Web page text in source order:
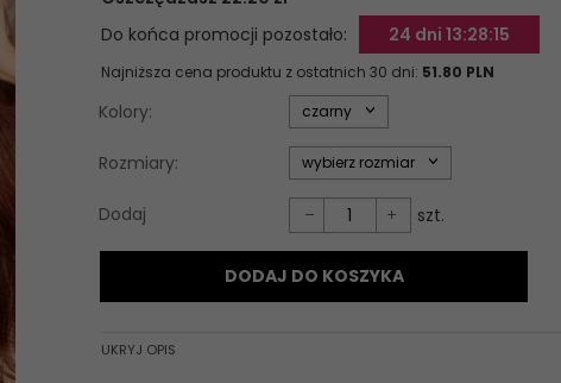
Do końca promocji pozostało:
24 dni 13:28:14
Najniższa cena produktu z ostatnich 30 dni: 51.80 PLN
Kolory: options[34]
czarny
Rozmiary: options[35]
wybierz rozmiar
Dodaj szt.
DODAJ DO KOSZYKA
UKRYJ OPIS